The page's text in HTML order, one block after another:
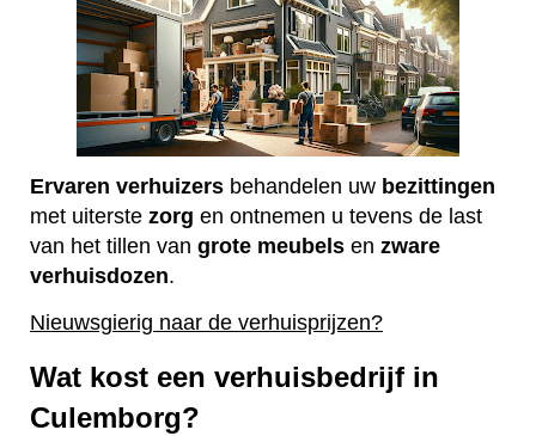
Ervaren verhuizers behandelen uw bezittingen
met uiterste zorg en ontnemen u tevens de last
van het tillen van grote meubels en zware
verhuisdozen.
Nieuwsgierig naar de verhuisprijzen?
Wat kost een verhuisbedrijf in
Culemborg?